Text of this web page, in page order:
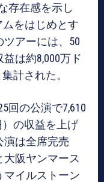
な存在感を示し
ムをはじめとす
アーには、50
は約8,000万ド
計された。
回の公演で7,610
）の収益を上げ
演は全席完売
大阪ヤンマース
マイルストーン